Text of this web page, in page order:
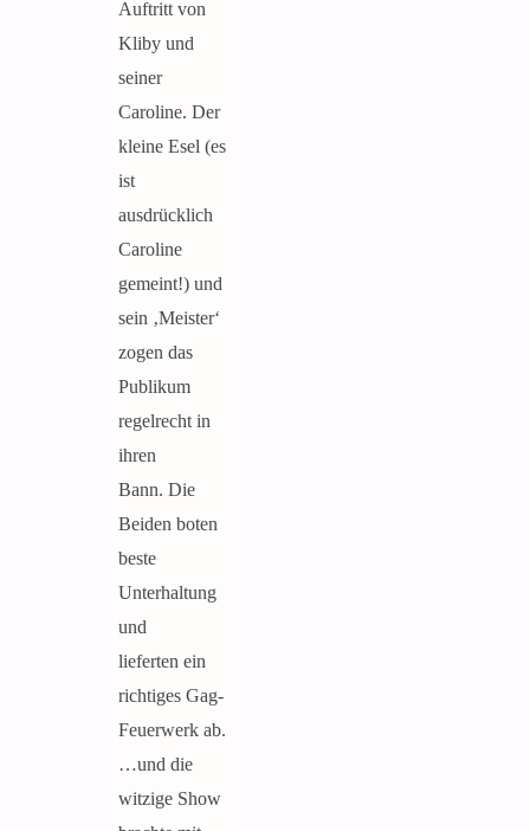
Auftritt von
Kliby und
seiner
Caroline. Der
kleine Esel (es
ist
ausdrücklich
Caroline
gemeint!) und
sein ‚Meister‘
zogen das
Publikum
regelrecht in
ihren
Bann. Die
Beiden boten
beste
Unterhaltung
und
lieferten ein
richtiges Gag-
Feuerwerk ab.
…und die
witzige Show